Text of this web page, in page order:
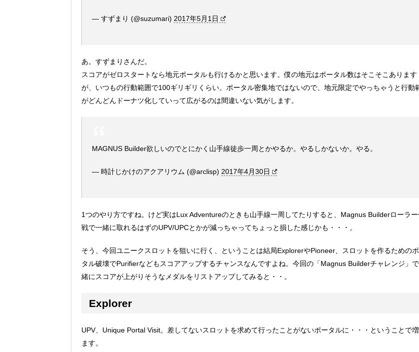
— すずまり (@suzumari) 2017年5月1日
あ。すずまりさんだ。
スコアがゼロスタートなら地元ポータルも行けるかと思います。僕の地元はポータル数はそこそこあります
が、いつもの行動範囲で100ギリギリくらい。ポータル密集地ではないので、地元限定でやっちゃうと行動
がどんどんドーナツ化していって広がるのは間違いない気がします。
MAGNUS Builder欲しいのでとにかく山手線徒歩一周とかやるか。やるしかないか。やる。
— 時計じかけのアクアリウム (@arclisp) 2017年4月30日
1つのやり方ですね。けど実はLux Adventureのときも山手線一周してたりすると、Magnus Builderローラ
戦で一緒に取れるはずのUPV/UPCとかが減っちゃってちょっと損した感じかも・・・。
そう、今回ユニークスロットを狙いに行く、ということは結局ExplorerやPioneer、スロットを作るための
タル破壊でPurifierなどもスコアアップするチャンスなんですよね。今回の「Magnus Builderチャレンジ」
緒にスコアが上がりそうなメダルをリストアップしてみると・・。
Explorer
UPV、Unique Portal Visit。差してないスロットを求めて行ったことがないポータルに・・・ということで増
ます。